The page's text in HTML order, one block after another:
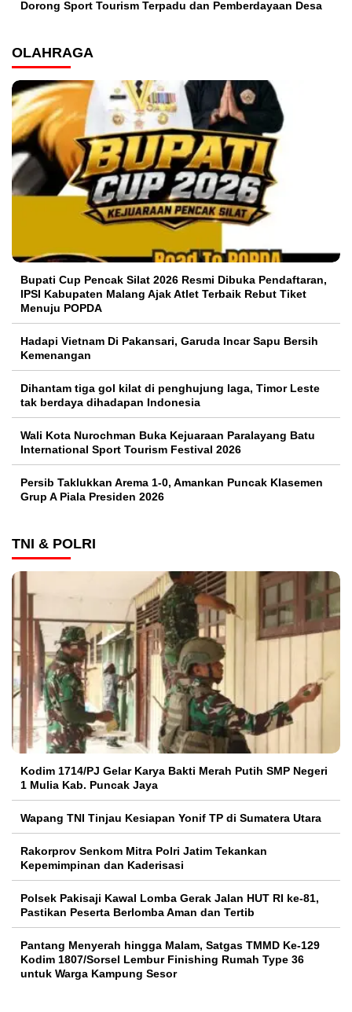
Dorong Sport Tourism Terpadu dan Pemberdayaan Desa
OLAHRAGA
Bupati Cup Pencak Silat 2026 Resmi Dibuka Pendaftaran,
IPSI Kabupaten Malang Ajak Atlet Terbaik Rebut Tiket
Menuju POPDA
Hadapi Vietnam Di Pakansari, Garuda Incar Sapu Bersih
Kemenangan
Dihantam tiga gol kilat di penghujung laga, Timor Leste
tak berdaya dihadapan Indonesia
Wali Kota Nurochman Buka Kejuaraan Paralayang Batu
International Sport Tourism Festival 2026
Persib Taklukkan Arema 1-0, Amankan Puncak Klasemen
Grup A Piala Presiden 2026
TNI & POLRI
Kodim 1714/PJ Gelar Karya Bakti Merah Putih SMP Negeri
1 Mulia Kab. Puncak Jaya
Wapang TNI Tinjau Kesiapan Yonif TP di Sumatera Utara
Rakorprov Senkom Mitra Polri Jatim Tekankan
Kepemimpinan dan Kaderisasi
Polsek Pakisaji Kawal Lomba Gerak Jalan HUT RI ke-81,
Pastikan Peserta Berlomba Aman dan Tertib
Pantang Menyerah hingga Malam, Satgas TMMD Ke-129
Kodim 1807/Sorsel Lembur Finishing Rumah Type 36
untuk Warga Kampung Sesor